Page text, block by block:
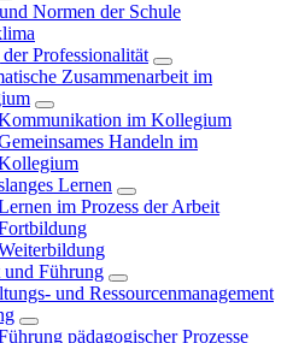
Normen der Schule
Professionalität
Zusammenarbeit im
im Kollegium
Handeln im
Lernen
im Prozess der Arbeit
und Führung
und Ressourcenmanagement
pädagogischer Prozesse